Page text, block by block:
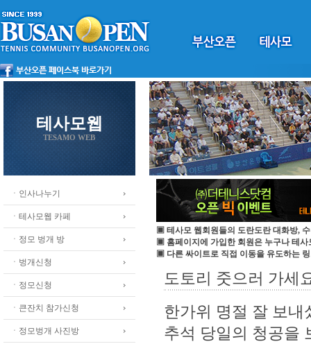
테사모웹
TESAMO WEB
ㆍ인사나누기
ㆍ테사모웹 카페
ㆍ정모 벙개 방
ㆍ벙개신청
ㆍ정모신청
ㆍ큰잔치 참가신청
ㆍ정모벙개 사진방
▣ 테사모 웹회원들의 도란도란 대화방,
▣ 홈페이지에 가입한 회원은 누구나 테사
▣ 다른 싸이트로 직접 이동을 유도하는
도토리 줏으러 가세
한가위 명절 잘 보내
추석 당일의 청공을